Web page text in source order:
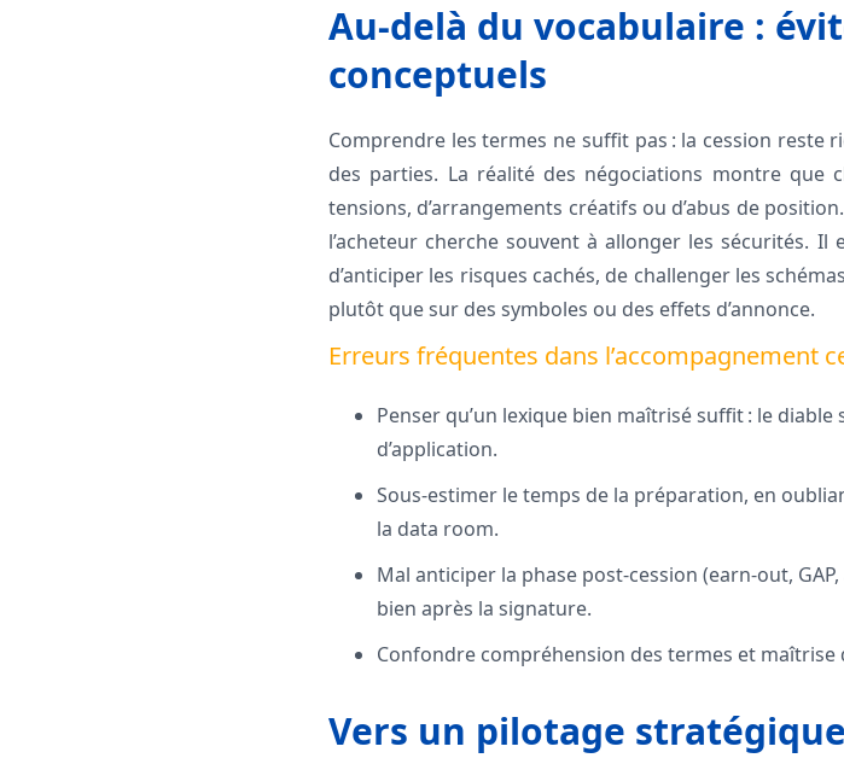
Au-delà du vocabulaire :
conceptuels
Comprendre les termes ne suffit pas : la cession reste
des parties. La réalité des négociations montre que
tensions, d’arrangements créatifs ou d’abus de
l’acheteur cherche souvent à allonger les sécurités. Il
d’anticiper les risques cachés, de challenger les
plutôt que sur des symboles ou des effets d’annonce.
Erreurs fréquentes dans l’accompagnement
Penser qu’un lexique bien maîtrisé suffit : le diable
d’application.
Sous-estimer le temps de la préparation, en
la data room.
Mal anticiper la phase post-cession (earn-out,
bien après la signature.
Confondre compréhension des termes et
Vers un pilotage